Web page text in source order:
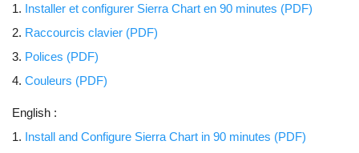
1. Installer et configurer Sierra Chart en 90 minutes (PDF)
2. Raccourcis clavier (PDF)
3. Polices (PDF)
4. Couleurs (PDF)
English :
1. Install and Configure Sierra Chart in 90 minutes (PDF)